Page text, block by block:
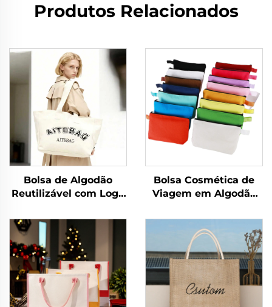
Produtos Relacionados
Bolsa de Algodão
Reutilizável com Logo
Personalizado, Fecho
de Zíper, Alça de
Ombro, Estilo Fashion,
Tamanho Médio para
Praia e Compras
Bolsa Cosmética de
Viagem em Algodão
Personalizado,
Ecologicamente
Correta,
Compartimento
Dobrável com Zíper
para Armazenamento,
Inclui Presentes